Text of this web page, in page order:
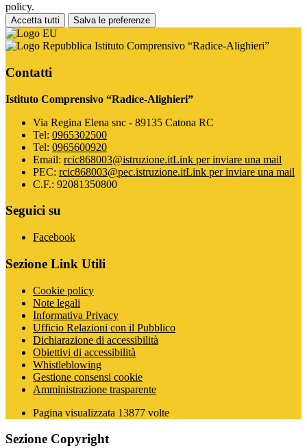
policy.
Accetta tutti Salva le preferenze
Istituto Comprensivo “Radice-Alighieri”
Contatti
Istituto Comprensivo “Radice-Alighieri”
Via Regina Elena snc - 89135 Catona RC
Tel: 0965302500
Tel: 0965600920
Email: rcic868003@istruzione.itLink per inviare una mail
PEC: rcic868003@pec.istruzione.itLink per inviare una mail
C.F.: 92081350800
Seguici su
Facebook
Sezione Link Utili
Cookie policy
Note legali
Informativa Privacy
Ufficio Relazioni con il Pubblico
Dichiarazione di accessibilità
Obiettivi di accessibilità
Whistleblowing
Gestione consensi cookie
Amministrazione trasparente
Pagina visualizzata 13877 volte
Sezione Copyright